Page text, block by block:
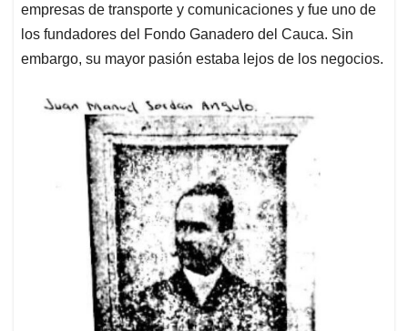
empresas de transporte y comunicaciones y fue uno de
los fundadores del Fondo Ganadero del Cauca. Sin
embargo, su mayor pasión estaba lejos de los negocios.